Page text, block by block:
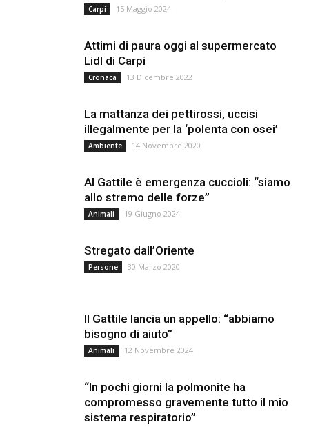
Carpi 15 Maggio 2024
Attimi di paura oggi al supermercato
Lidl di Carpi
Cronaca 13 Dicembre 2022
La mattanza dei pettirossi, uccisi
illegalmente per la ‘polenta con osei’
Ambiente 14 Novembre 2020
Al Gattile è emergenza cuccioli: “siamo
allo stremo delle forze”
Animali 19 Giugno 2024
Stregato dall’Oriente
Persone 30 Marzo 2020
Il Gattile lancia un appello: “abbiamo
bisogno di aiuto”
Animali 12 Novembre 2024
“In pochi giorni la polmonite ha
compromesso gravemente tutto il mio
sistema respiratorio”